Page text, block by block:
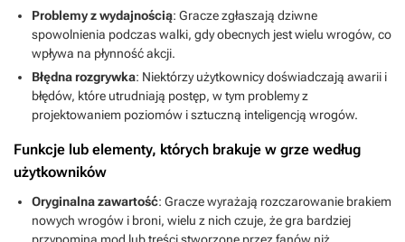
Problemy z wydajnością: Gracze zgłaszają dziwne
spowolnienia podczas walki, gdy obecnych jest wielu wrogów, co
wpływa na płynność akcji.
Błędna rozgrywka: Niektórzy użytkownicy doświadczają awarii i
błędów, które utrudniają postęp, w tym problemy z
projektowaniem poziomów i sztuczną inteligencją wrogów.
Funkcje lub elementy, których brakuje w grze według
użytkowników
Oryginalna zawartość: Gracze wyrażają rozczarowanie brakiem
nowych wrogów i broni, wielu z nich czuje, że gra bardziej
przypomina mod lub treści stworzone przez fanów niż